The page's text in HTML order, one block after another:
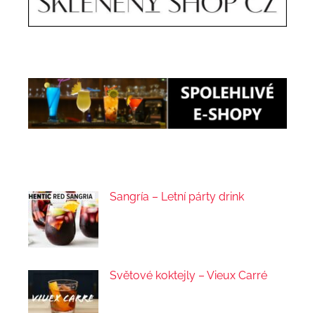
Sangría – Letní párty drink
Světové koktejly – Vieux Carré